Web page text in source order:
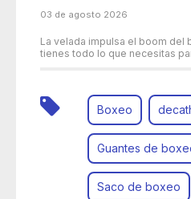
03 de agosto 2026
La velada impulsa el boom del
tienes todo lo que necesitas
Boxeo
Guantes de
Saco de boxeo